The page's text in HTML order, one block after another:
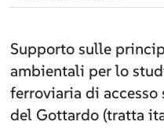
Supporto sulle
ambientali per lo
ferroviaria di
del Gottardo (tratta